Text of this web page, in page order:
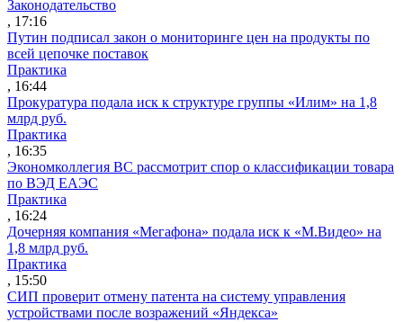
Законодательство
, 17:16
Путин подписал закон о мониторинге цен на продукты по
всей цепочке поставок
Практика
, 16:44
Прокуратура подала иск к структуре группы «Илим» на 1,8
млрд руб.
Практика
, 16:35
Экономколлегия ВС рассмотрит спор о классификации товара
по ВЭД ЕАЭС
Практика
, 16:24
Дочерняя компания «Мегафона» подала иск к «М.Видео» на
1,8 млрд руб.
Практика
, 15:50
СИП проверит отмену патента на систему управления
устройствами после возражений «Яндекса»